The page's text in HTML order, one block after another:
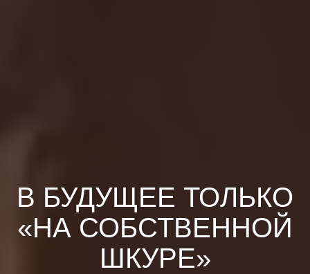
В БУДУЩЕЕ ТОЛЬКО
«НА СОБСТВЕННОЙ
ШКУРЕ»